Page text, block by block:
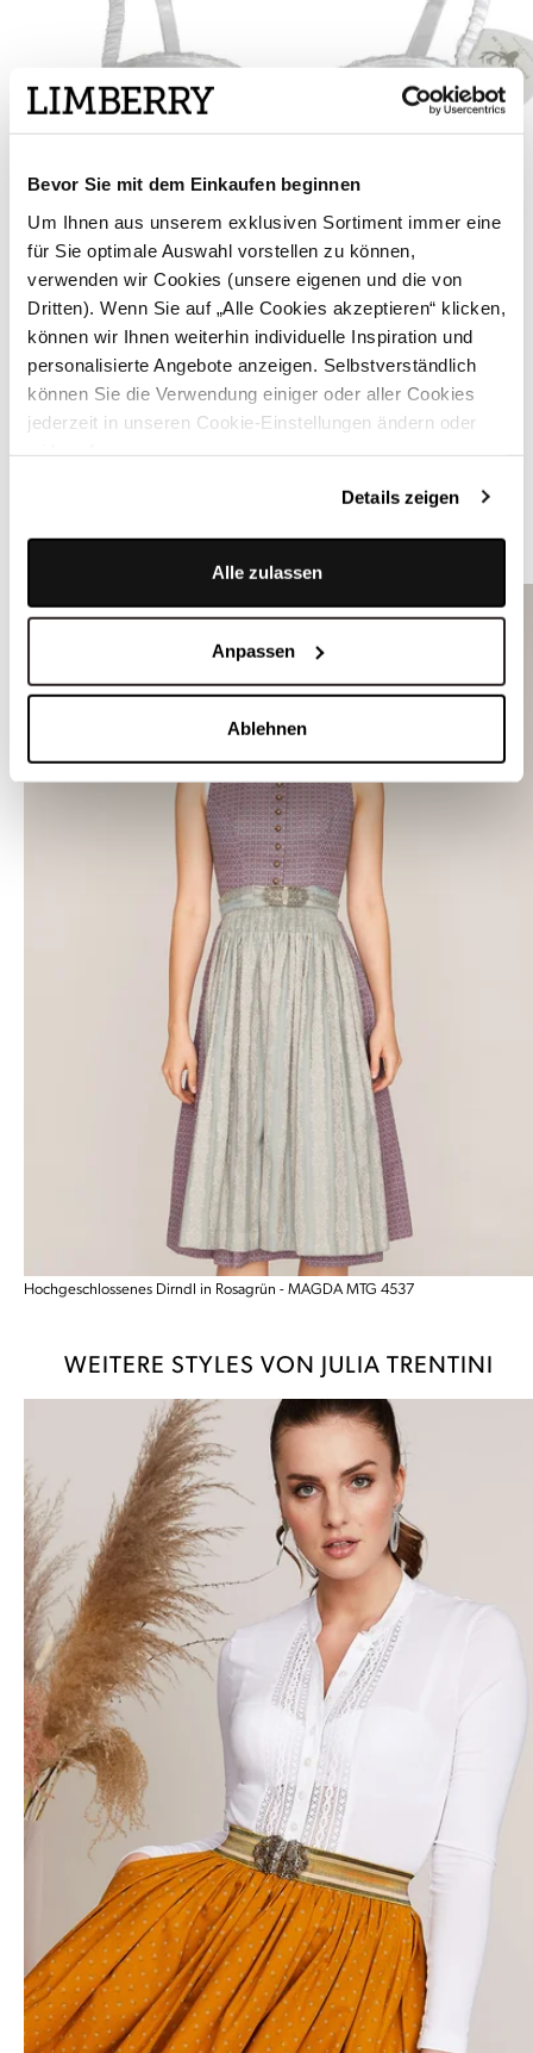
Bevor Sie mit dem Einkaufen beginnen
Um Ihnen aus unserem exklusiven Sortiment immer eine
für Sie optimale Auswahl vorstellen zu können,
verwenden wir Cookies (unsere eigenen und die von
Dritten). Wenn Sie auf „Alle Cookies akzeptieren“ klicken,
können wir Ihnen weiterhin individuelle Inspiration und
personalisierte Angebote anzeigen. Selbstverständlich
können Sie die Verwendung einiger oder aller Cookies
jederzeit in unseren Cookie-Einstellungen ändern oder
Details zeigen
Alle zulassen
Anpassen
Ablehnen
Hochgeschlossenes Dirndl in Rosagrün - MAGDA MTG 4537
WEITERE STYLES VON JULIA TRENTINI